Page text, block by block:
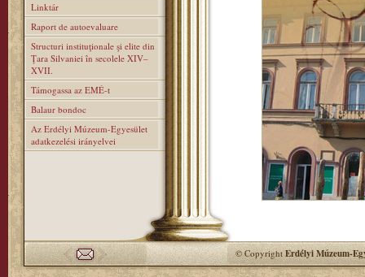
Linktár
Raport de autoevaluare
Structuri instituţionale şi elite din
Ţara Silvaniei în secolele XIV–
XVII.
Támogassa az EMÉ-t
Balaur bondoc
Az Erdélyi Múzeum-Egyesület
adatkezelési irányelvei
© CopyrightErdélyi Múzeum-